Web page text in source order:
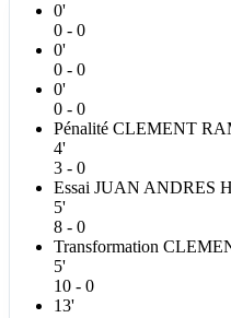
0'
0 - 0
0'
0 - 0
0'
0 - 0
Pénalité CLEMENT
4'
3 - 0
Essai JUAN ANDRES
5'
8 - 0
Transformation
5'
10 - 0
13'